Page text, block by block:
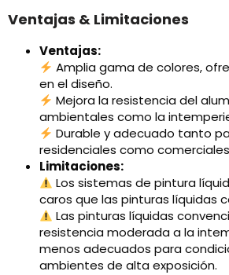
Ventajas & Limitaciones
Ventajas:
Amplia gama de colores,
en el diseño.
Mejora la resistencia del
ambientales como la
Durable y adecuado tanto
residenciales como
Limitaciones:
Los sistemas de pintura
caros que las pinturas líquidas
Las pinturas líquidas
resistencia moderada a la
menos adecuados para
ambientes de alta exposición.